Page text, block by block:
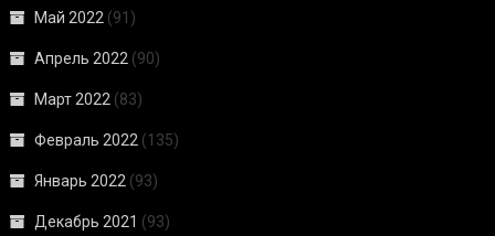
Май 2022 (91)
Апрель 2022 (90)
Март 2022 (83)
Февраль 2022 (135)
Январь 2022 (93)
Декабрь 2021 (93)